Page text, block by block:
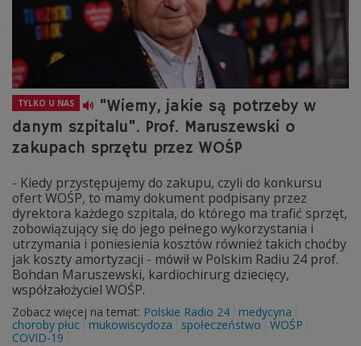
TYLKO U NAS
"Wiemy, jakie są potrzeby w
danym szpitalu". Prof. Maruszewski o
zakupach sprzętu przez WOŚP
- Kiedy przystępujemy do zakupu, czyli do konkursu
ofert WOŚP, to mamy dokument podpisany przez
dyrektora każdego szpitala, do którego ma trafić sprzęt,
zobowiązujący się do jego pełnego wykorzystania i
utrzymania i poniesienia kosztów również takich choćby
jak koszty amortyzacji - mówił w Polskim Radiu 24 prof.
Bohdan Maruszewski, kardiochirurg dziecięcy,
współzałożyciel WOŚP.
Zobacz więcej na temat: Polskie Radio 24
medycyna
choroby płuc
mukowiscydoza społeczeństwo
WOŚP
COVID-19